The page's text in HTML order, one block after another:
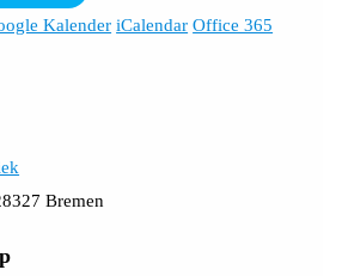
Kalender iCalendar Office 365
Bremen